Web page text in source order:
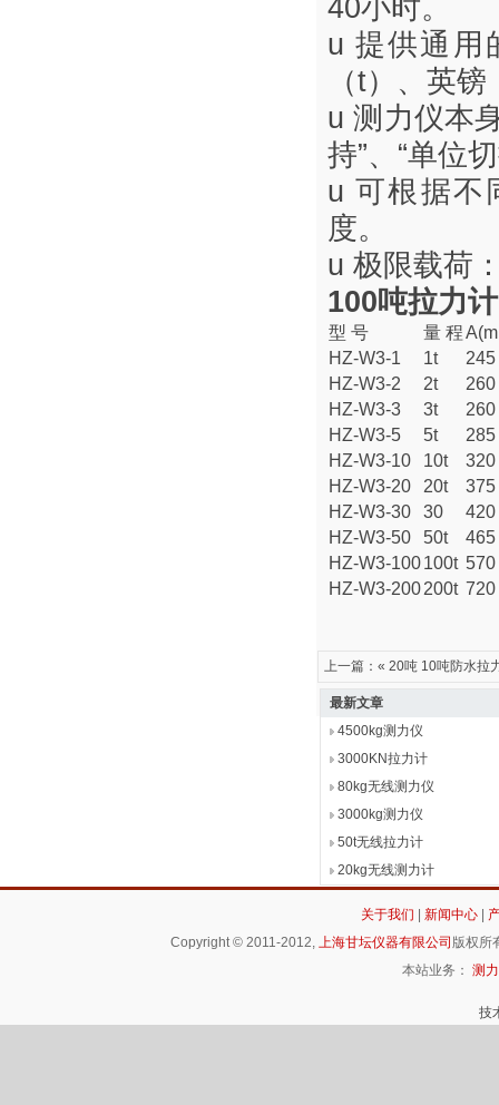
40小时。
u 提供通用
（t）、英
u 测力仪本
持”、“单位
u 可根据不
度。
u 极限载荷
100吨拉力
型 号 量 程
HZ-W3-1
1t
245
HZ-W3-2
2t
260
HZ-W3-3
3t
260
HZ-W3-5
5t
285
HZ-W3-10
10t
320
HZ-W3-20
20t
375
HZ-W3-30
30
420
HZ-W3-50
50t
465
HZ-W3-100100t 570
HZ-W3-200200t 720
上一篇：« 20吨 10吨防水拉
最新文章
4500kg测力仪
3000KN拉力计
80kg无线测力仪
3000kg测力仪
50t无线拉力计
20kg无线测力计
关于我们 新闻中心|
Copyright © 2011-2012,上海甘坛仪器有限公司 版权所
本站业务： 测
技